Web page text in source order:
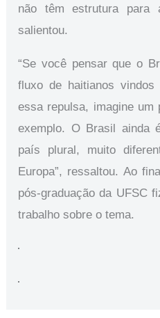
não têm estrutura para
salientou.
“Se você pensar que o
fluxo de haitianos
essa repulsa, imagine
exemplo. O Brasil ainda
país plural, muito
Europa”, ressaltou. Ao
pós-graduação da UFSC
trabalho sobre o tema.